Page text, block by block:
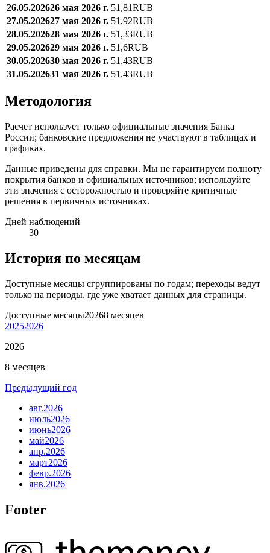
26.05.202626 мая 2026 г. 51,81RUB
27.05.202627 мая 2026 г. 51,92RUB
28.05.202628 мая 2026 г. 51,33RUB
29.05.202629 мая 2026 г. 51,6RUB
30.05.202630 мая 2026 г. 51,43RUB
31.05.202631 мая 2026 г. 51,43RUB
Методология
Расчет использует только официальные значения Банка
России; банковские предложения не участвуют в таблицах и
графиках.
Данные приведены для справки. Мы не гарантируем полноту
покрытия банков и официальных источников; используйте
эти значения с осторожностью и проверяйте критичные
решения в первичных источниках.
Дней наблюдений
30
История по месяцам
Доступные месяцы сгруппированы по годам; переходы ведут
только на периоды, где уже хватает данных для страницы.
Доступные месяцы20268 месяцев
20252026
2026
8 месяцев
Предыдущий год
авг.2026
июль2026
июнь2026
май2026
апр.2026
март2026
февр.2026
янв.2026
Footer